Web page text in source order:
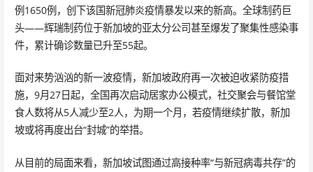
例1650例，创下该国新冠肺炎疫情暴发以来的新高。全球制药巨
头——辉瑞制药位于新加坡的亚太分公司甚至爆发了聚集性感染事
件，累计确诊数量已升至55起。
面对来势汹汹的新一波疫情，新加坡政府再一次被迫收紧防疫措
施，9月27日起，全国再次启动居家办公模式，社交聚会与餐馆堂
食人数将从5人减少至2人，为期一个月，若疫情继续扩散，新加
坡或将再度出台“封城”的举措。
从目前的局面来看，新加坡试图通过高接种率“与新冠病毒共存”的